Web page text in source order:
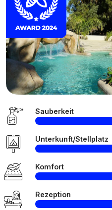
Sauberkeit
Unterkunft/Stellplatz
Komfort
Rezeption